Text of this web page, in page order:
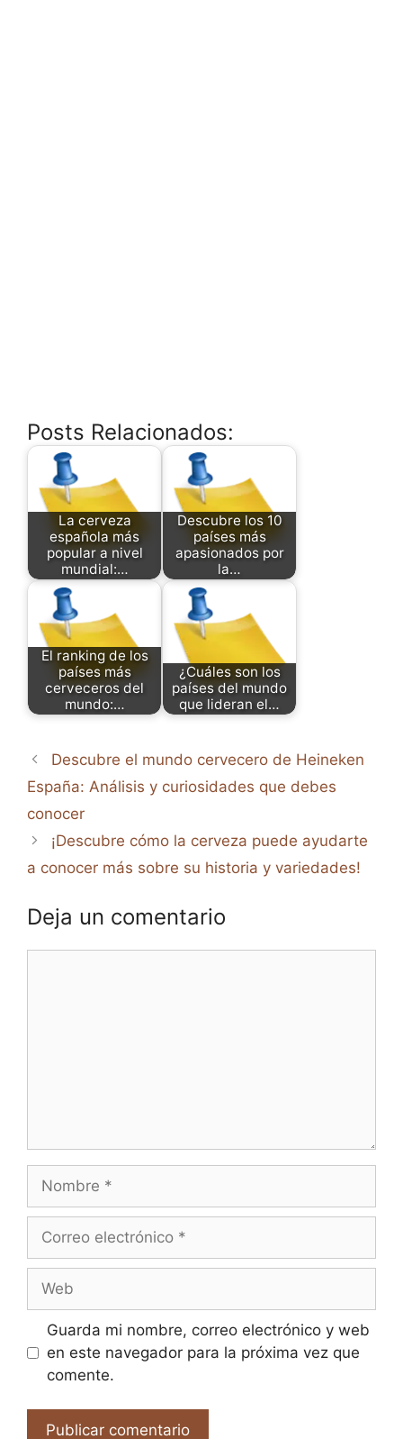
Posts Relacionados:
La cerveza
española más
popular a nivel
mundial:…
Descubre los 10
países más
apasionados por
la…
El ranking de los
países más
cerveceros del
mundo:…
¿Cuáles son los
países del mundo
que lideran el…
Descubre el mundo cervecero de Heineken
España: Análisis y curiosidades que debes
conocer
¡Descubre cómo la cerveza puede ayudarte
a conocer más sobre su historia y variedades!
Deja un comentario
electrónico
Guarda mi nombre, correo electrónico y web
en este navegador para la próxima vez que
comente.